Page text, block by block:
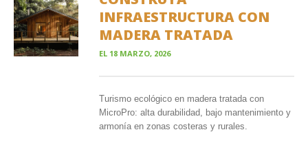
INFRAESTRUCTURA CON
MADERA TRATADA
EL 18 MARZO, 2026
Turismo ecológico en madera tratada con
MicroPro: alta durabilidad, bajo mantenimiento y
armonía en zonas costeras y rurales.